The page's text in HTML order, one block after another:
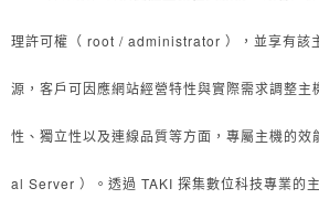
理許可權（ root / administrator ），並享有該
源，客戶可因應網站經營特性與實際需求調整主
性、獨立性以及連線品質等方面，專屬主機的效
al Server ）。透過 TAKI 探集數位科技專業的